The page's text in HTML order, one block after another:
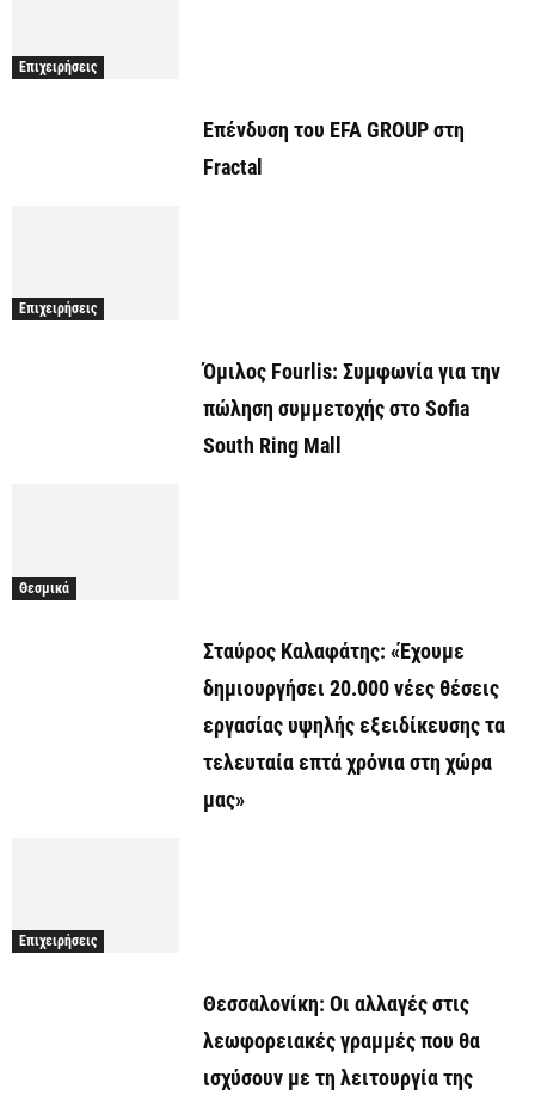
Επιχειρήσεις
Επένδυση του EFA GROUP στη
Fractal
Επιχειρήσεις
Όμιλος Fourlis: Συμφωνία για την
πώληση συμμετοχής στο Sofia
South Ring Mall
Θεσμικά
Σταύρος Καλαφάτης: «Έχουμε
δημιουργήσει 20.000 νέες θέσεις
εργασίας υψηλής εξειδίκευσης τα
τελευταία επτά χρόνια στη χώρα
μας»
Επιχειρήσεις
Θεσσαλονίκη: Οι αλλαγές στις
λεωφορειακές γραμμές που θα
ισχύσουν με τη λειτουργία της